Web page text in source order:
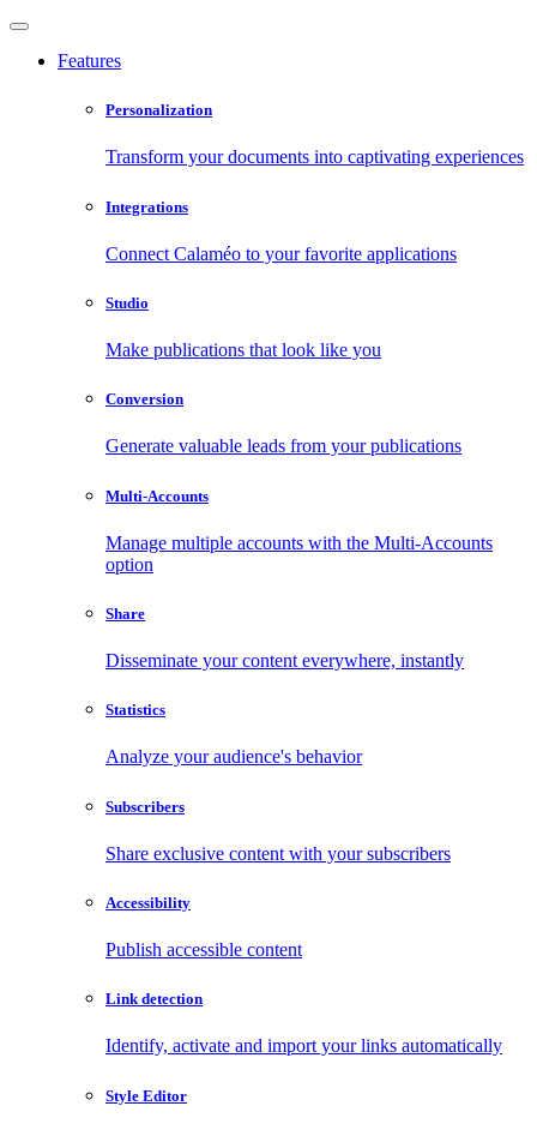
Features
Personalization
Transform your documents into captivating experiences
Integrations
Connect Calaméo to your favorite applications
Studio
Make publications that look like you
Conversion
Generate valuable leads from your publications
Multi-Accounts
Manage multiple accounts with the Multi-Accounts
option
Share
Disseminate your content everywhere, instantly
Statistics
Analyze your audience's behavior
Subscribers
Share exclusive content with your subscribers
Accessibility
Publish accessible content
Link detection
Identify, activate and import your links automatically
Style Editor